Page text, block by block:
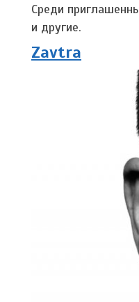
Среди
и другие.
Zavtra